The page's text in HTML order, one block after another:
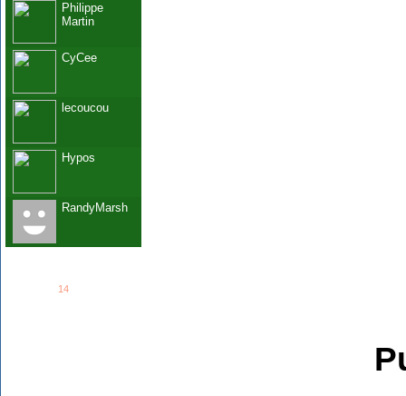
Philippe
Martin
CyCee
lecoucou
Hypos
RandyMarsh
14members...